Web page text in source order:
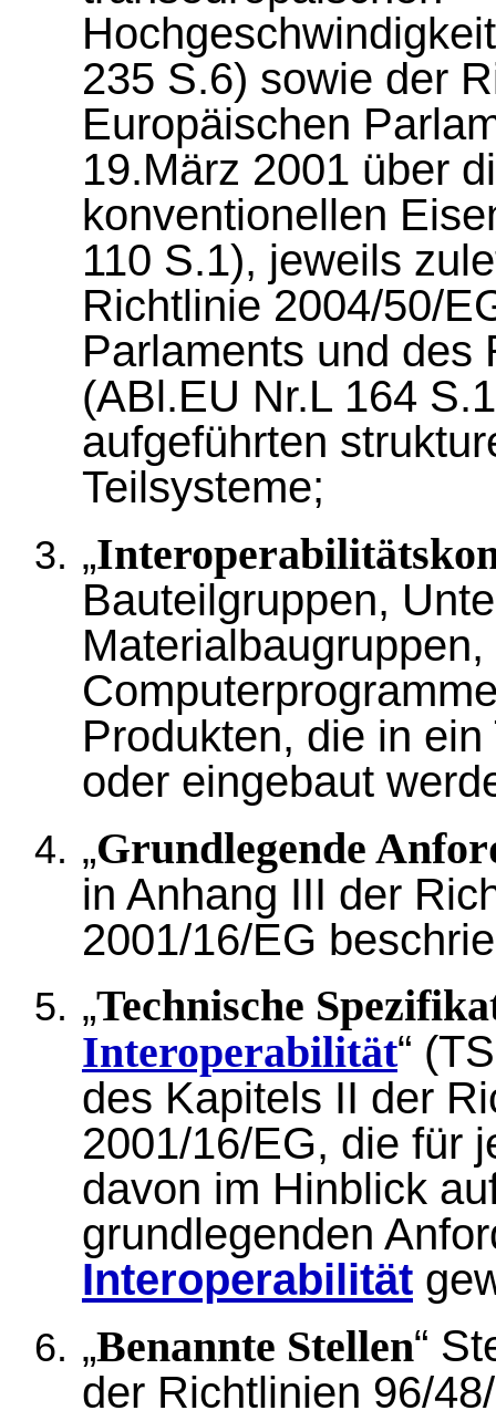
235 S.6) sowie der
Europäischen
19.März 2001 über
konventionellen
110 S.1), jeweils
Richtlinie 2004/50/
Parlaments und des
(ABl.EU Nr.L 164
aufgeführten
Teilsysteme;
„
Bauteilgruppen,
Produkten, die in
oder eingebaut
„Grundlegende
in Anhang III der
2001/16/EG
„Technische
Interoperabilität“
des Kapitels II der
2001/16/EG, die für
davon im Hinblick
grundlegenden
Interoperabilität
„Benannte Stellen“
der Richtlinien 96/